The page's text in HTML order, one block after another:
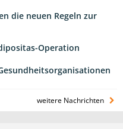
die neuen Regeln zur
Operation
weitere Nachrichten